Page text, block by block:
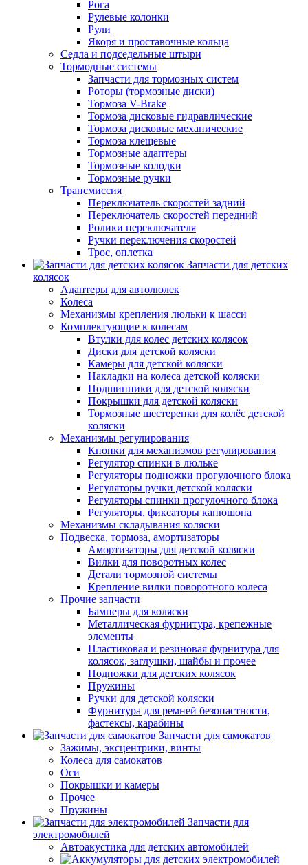
Рога
Рулевые колонки
Рули
Якоря и проставочные кольца
Седла и подседельные штыри
Тормодные системы
Запчасти для тормозных систем
Роторы (тормозные диски)
Тормоза V-Brake
Тормоза дисковые гидравлические
Тормоза дисковые механические
Тормоза клещевые
Тормозные адаптеры
Тормозные колодки
Тормозные ручки
Трансмиссия
Переключатель скоростей задний
Переключатель скоростей передний
Ролики переключателя
Ручки переключения скоростей
Трос, оплетка
Запчасти для детских
колясок
Адаптеры для автолюлек
Колеса
Механизмы крепления люльки к шасси
Комплектующие к колесам
Втулки для колес детских колясок
Диски для детской коляски
Камеры для детской коляски
Накладки на колеса детской коляски
Подшипники для детской коляски
Покрышки для детской коляски
Тормозные шестеренки для колёс детской
коляски
Механизмы регулирования
Кнопки для механизмов регулирования
Регулятор спинки в люльке
Регуляторы подножки прогулочного блока
Регуляторы ручки детской коляски
Регуляторы спинки прогулочного блока
Регуляторы, фиксаторы капюшона
Механизмы складывания коляски
Подвеска, тормоза, амортизаторы
Амортизаторы для детской коляски
Вилки для поворотных колес
Детали тормозной системы
Крепление вилки поворотного колеса
Прочие запчасти
Бамперы для коляски
Металлическая фурнитура, крепежные
элементы
Пластиковая и резиновая фурнитура для
колясок, заглушки, шайбы и прочее
Подножки для детских колясок
Пружины
Ручки для детской коляски
Фурнитура для ремней безопастности,
фастексы, карабины
Запчасти для самокатов
Зажимы, эксцентрики, винты
Колеса для самокатов
Оси
Покрышки и камеры
Прочее
Пружины
Запчасти для
электромобилей
Автоакустика для детских автомобилей